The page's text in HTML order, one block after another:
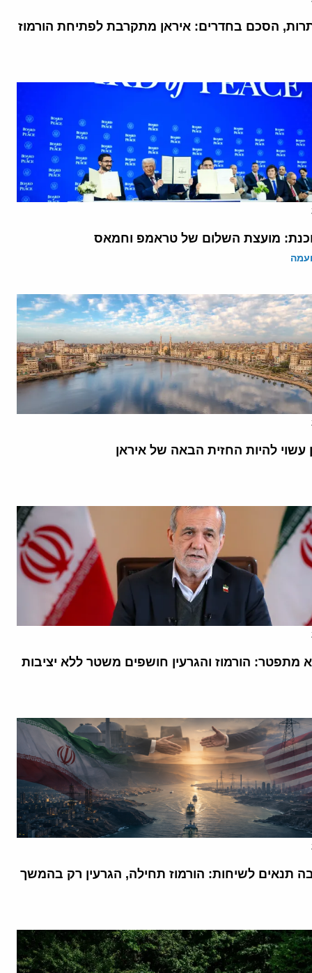
הסכם בחדרים: איראן מתקרבת לפתיחת הורמוז
מועצת השלום של טראמפ וחמאס
עשוי להיות החזית הבאה של איראן
מתפטר: הורמוז והגרעין חושפים משטר ללא יציבות
תנאים לשיחות: הורמוז תחילה, הגרעין רק בהמשך